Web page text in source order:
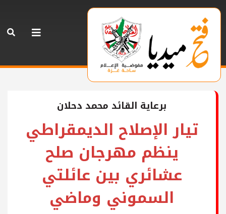
برعاية القائد محمد دحلان
تيار الإصلاح الديمقراطي
ينظم مهرجان صلح
عشائري بين عائلتي
السموني وماضي